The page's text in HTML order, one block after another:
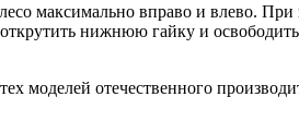
максимально вправо и влево.
нижнюю гайку и
моделей отечественного